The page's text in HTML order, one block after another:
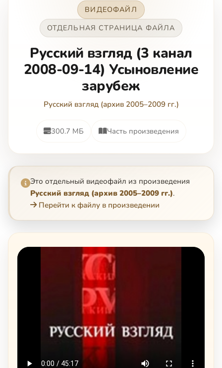
ВИДЕОФАЙЛ
ОТДЕЛЬНАЯ СТРАНИЦА ФАЙЛА
Русский взгляд (3 канал
2008-09-14) Усыновление
зарубеж
Русский взгляд (архив 2005–2009 гг.)
300.7 МБ Часть произведения
Это отдельный видеофайл из произведения
Русский взгляд (архив 2005–2009 гг.).
Перейти к файлу в произведении